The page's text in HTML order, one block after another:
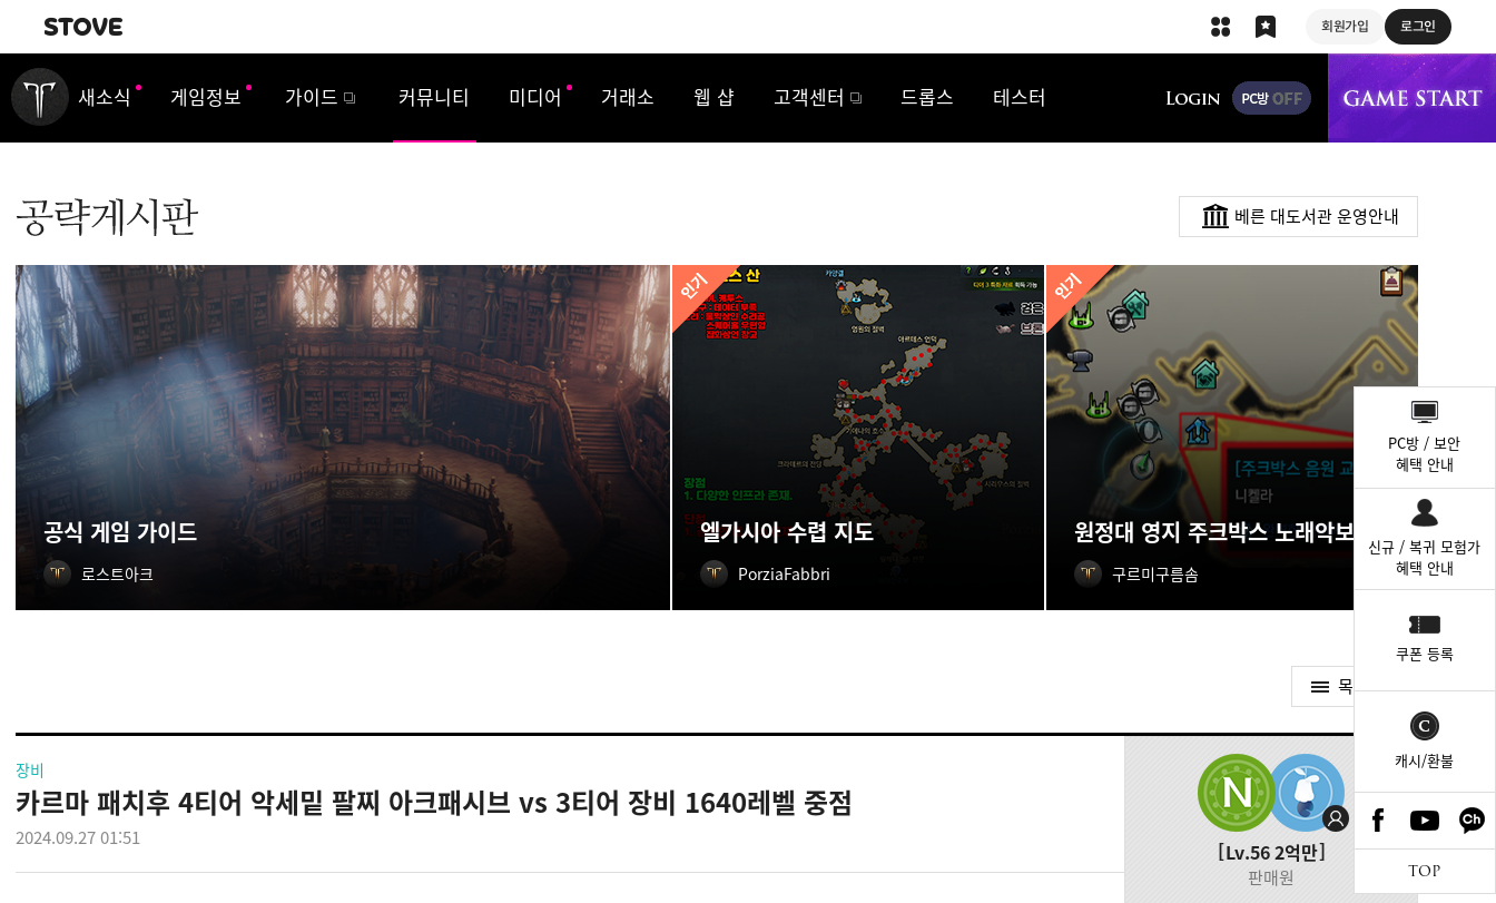
회원가입 로그인
내비게이션
새소식 게임정보 가이드 커뮤니티 미디어 거래소 웹 샵 고객센터 드롭스 테스터
베른 대도서관 운영안내
공식 게임 가이드
로스트아크
엘가시아 수렵 지도
PorziaFabbri
원정대 영지 주크박스 노래악보 획득처
구르미구름솜
목록가기
장비
카르마 패치후 4티어 악세밑 팔찌 아크패시브 vs 3티어 장비 1640레벨 중점
2024.09.27 01:51
Lv.562억만
판매원
PC방 / 보안
혜택 안내
신규 / 복귀 모험가
혜택 안내
쿠폰 등록
캐시/환불
TOP